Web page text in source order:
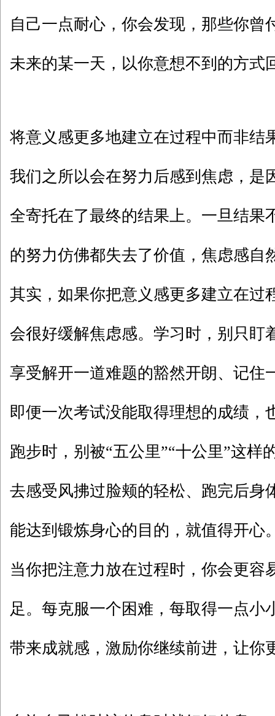
自己一点耐心，你会发现，那些你曾
未来的某一天，以你意想不到的方式
将意义感更多地建立在过程中而非结
我们之所以会在努力后感到焦虑，是
全寄托在了最终的结果上。一旦结果
的努力仿佛都失去了价值，焦虑感自
其实，如果你把意义感更多建立在过
会很好缓解焦虑感。学习时，别只盯
享受解开一道难题的豁然开朗、记住
即便一次考试没能取得理想的成绩，
跑步时，别被“五公里”“十公里”这样
去感受风拂过脸颊的轻松、跑完后身
能达到锻炼身心的目的，就值得开心
当你把注意力放在过程时，你会更容
足。每克服一个困难，每取得一点小
带来成就感，激励你继续前进，让你